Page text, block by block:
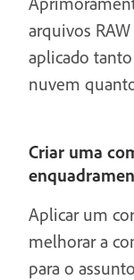
arquivos
aplicado
nuvem
Criar uma
Aplicar um
melhorar a
para o